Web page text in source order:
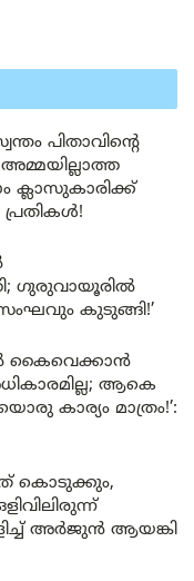
പിതാവിന്റെ
അമ്മയില്ലാത്ത
ക്ലാസുകാരിക്ക്
ഗുരുവായൂരിൽ
കുടുങ്ങി!’
കൈവെക്കാൻ
ആകെ
കാര്യം മാത്രം!’:
കൊടുക്കും,
അർജുൻ ആയങ്കി